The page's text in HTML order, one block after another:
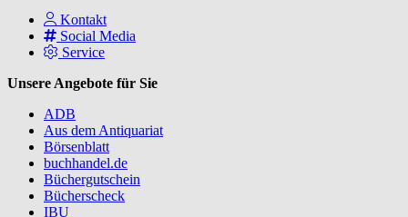
Kontakt
Social Media
Service
Unsere Angebote für Sie
ADB
Aus dem Antiquariat
Börsenblatt
buchhandel.de
Büchergutschein
Bücherscheck
IBU